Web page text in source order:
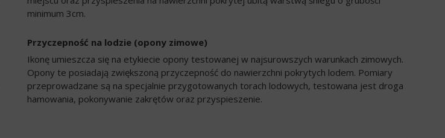
minimum 3cm.
Przyczepność na lodzie (opony zimowe)
Ikonę umieszcza się na etykiecie opony testowanej w najsurowszych warunkach zimowych.
Opony te posiadają zwiększoną przyczepność do nawierzchni pokrytych lodem. Pomiary
przeprowadzane są na specjalnie przygotowanych torach lodowych, testowana jest droga
hamowania, pokonywanie zakrętów oraz przyspieszenie.